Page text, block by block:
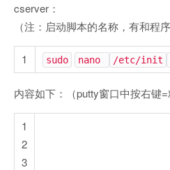
cserver：
（注：启动脚本的名称，有和程
1 sudo nano /etc/init
内容如下：（putty窗口中按右键
1
2
3